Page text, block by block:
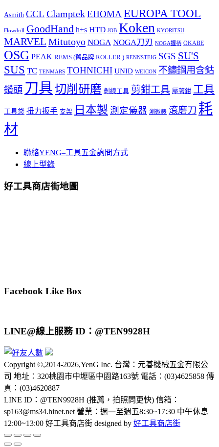
Asmith CCL ClamptekEHOMAEUROPA TOOL
Flowdrill GoodHand h+s HTD JOB Koken KYORITSU
MARVEL Mitutoyo NOGA NOGA刀刃 NOGA握柄 OKABE
OSG PEAK REMS (舊品牌 ROLLER ) RENNSTEIG SGS SU'S
SUS TC TENMARS TOHNICHI UNID WEICON 不鏽鋼用含鈷
鑽頭 刀具切削研磨 剝線工具 剪鉗工具 壓著鉗 工具
工具袋 扭力扳手 支架 日本製 測定儀器 測微錶 滾磨刀 耗
材
聯絡YENG–工具五金詢問方式
線上型錄
好工具商店街地圖
Facebook Like Box
LINE@線上服務 ID：@TEN9928H
Copyright ©,2014-2026,YenG Inc. 台灣：元碁機械五金有限公
司 地址：320桃園市中壢區中園路163號 電話：(03)4625858 傳
真：(03)4620887
LINE ID：@TEN9928H (推薦，拍照問更快) 信箱：
sp163@ms34.hinet.net 營業：週一至週五8:30~17:30 中午休息
12:00~13:00 好工具商店街 designed by 好工具商店街